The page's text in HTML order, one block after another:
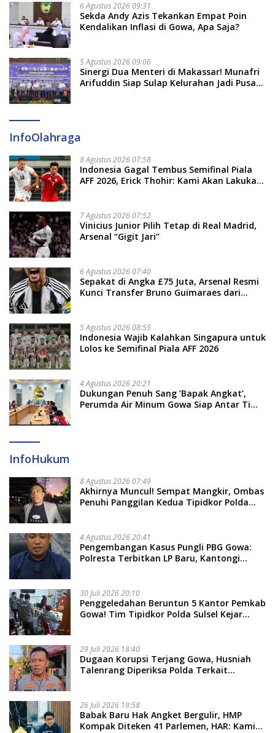
6 Agustus 2026 09:31
Sekda Andy Azis Tekankan Empat Poin
Kendalikan Inflasi di Gowa, Apa Saja?
5 Agustus 2026 09:06
Sinergi Dua Menteri di Makassar! Munafri
Arifuddin Siap Sulap Kelurahan Jadi Pusat
InfoOlahraga
8 Agustus 2026 07:58
Indonesia Gagal Tembus Semifinal Piala
AFF 2026, Erick Thohir: Kami Akan Lakukan
7 Agustus 2026 07:52
Vinicius Junior Pilih Tetap di Real Madrid,
Arsenal “Gigit Jari”
6 Agustus 2026 07:40
Sepakat di Angka £75 Juta, Arsenal Resmi
Kunci Transfer Bruno Guimaraes dari
5 Agustus 2026 08:55
Indonesia Wajib Kalahkan Singapura untuk
Lolos ke Semifinal Piala AFF 2026
4 Agustus 2026 20:21
Dukungan Penuh Sang ‘Bapak Angkat’,
Perumda Air Minum Gowa Siap Antar Tim
InfoHukum
8 Agustus 2026 07:49
Akhirnya Muncul! Sempat Mangkir, Ombas
Penuhi Panggilan Kedua Tipidkor Polda
4 Agustus 2026 20:41
Pengembangan Kasus Pungli PBG Gowa:
Polresta Terbitkan LP Baru, Kantongi
30 Juli 2026 20:10
Penggeledahan Beruntun 5 Kantor Pemkab
Gowa! Tim Tipidkor Polda Sulsel Kejar
29 Juli 2026 18:40
Dugaan Korupsi Terjang Gowa, Husniah
Talenrang Diperiksa Polda Terkait
26 Juli 2026 19:58
​Babak Baru Hak Angket Bergulir, HMP
Kompak Diteken 41 Parlemen, HAR: Kami